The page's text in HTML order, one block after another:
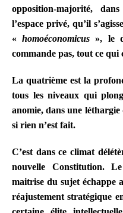
opposition-majorité,
l’espace privé, qu’il
«homoéconomicus », le
commande pas, tout ce qui
La quatrième est la
tous les niveaux qui
anomie, dans une
si rien n’est fait.
C’est dans ce climat
nouvelle Constitution.
maitrise du sujet échappe
réajustement stratégique